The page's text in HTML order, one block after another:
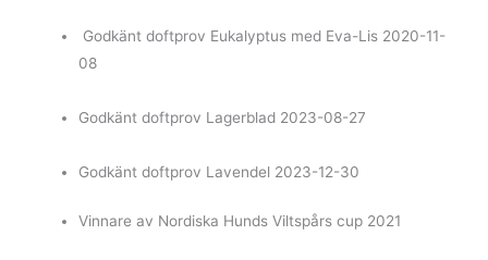
Godkänt doftprov Eukalyptus med Eva-Lis 2020-11-
08
Godkänt doftprov Lagerblad 2023-08-27
Godkänt doftprov Lavendel 2023-12-30
Vinnare av Nordiska Hunds Viltspårs cup 2021